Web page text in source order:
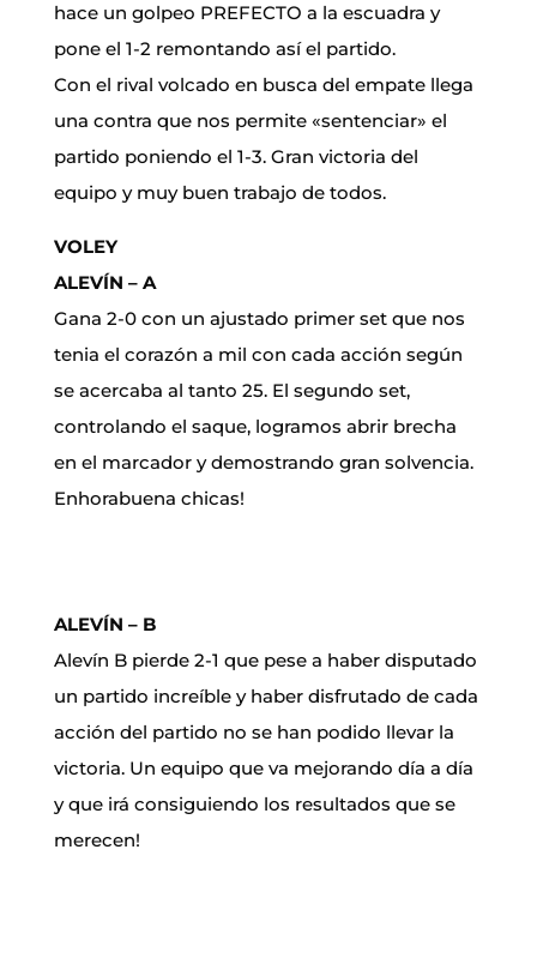
hace un golpeo PREFECTO a la escuadra y
pone el 1-2 remontando así el partido.
Con el rival volcado en busca del empate llega
una contra que nos permite «sentenciar» el
partido poniendo el 1-3. Gran victoria del
equipo y muy buen trabajo de todos.
VOLEY
ALEVÍN – A
Gana 2-0 con un ajustado primer set que nos
tenia el corazón a mil con cada acción según
se acercaba al tanto 25. El segundo set,
controlando el saque, logramos abrir brecha
en el marcador y demostrando gran solvencia.
Enhorabuena chicas!
ALEVÍN – B
Alevín B pierde 2-1 que pese a haber disputado
un partido increíble y haber disfrutado de cada
acción del partido no se han podido llevar la
victoria. Un equipo que va mejorando día a día
y que irá consiguiendo los resultados que se
merecen!